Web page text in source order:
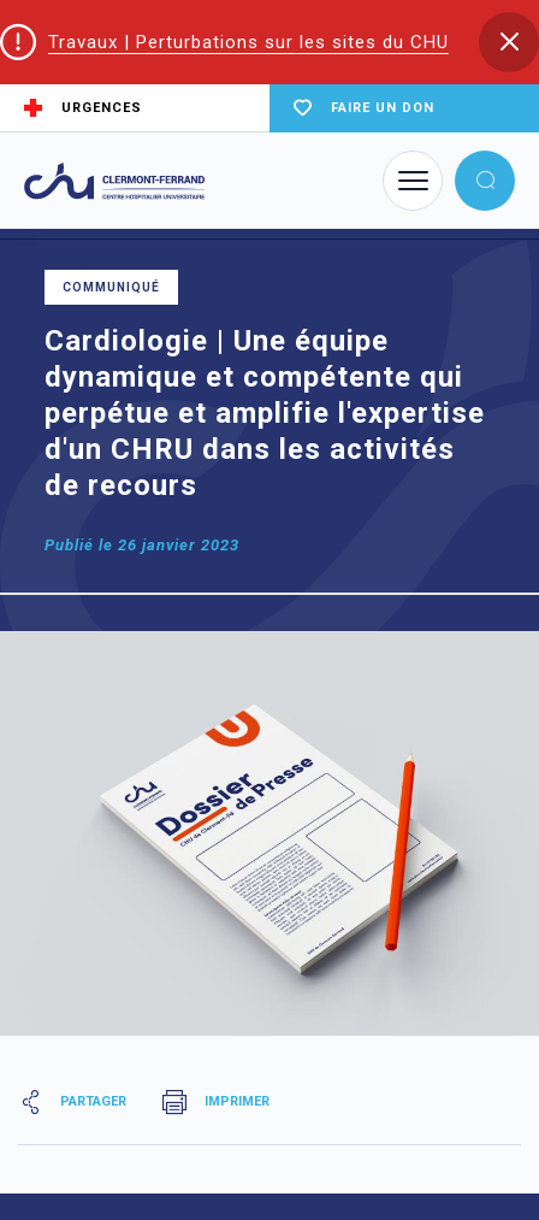
Travaux | Perturbations sur les sites du CHU
URGENCES FAIRE UN DON
Accueil
Cardiologie | Une équipe dynamique et compétente qui perpétue
et amplifie l'expertise d'un CHRU dans les activités de recours
COMMUNIQUÉ
Cardiologie | Une équipe
dynamique et compétente qui
perpétue et amplifie l'expertise
d'un CHRU dans les activités
de recours
Publié le26 janvier 2023
PARTAGER IMPRIMER